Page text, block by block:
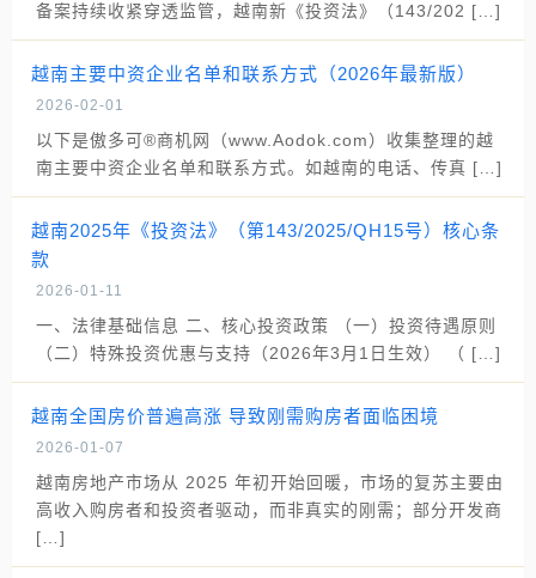
备案持续收紧穿透监管，越南新《投资法》（143/202 […]
越南主要中资企业名单和联系方式（2026年最新版）
2026-02-01
以下是傲多可®商机网（www.Aodok.com）收集整理的越
南主要中资企业名单和联系方式。如越南的电话、传真 […]
越南2025年《投资法》（第143/2025/QH15号）核心条
款
2026-01-11
一、法律基础信息 二、核心投资政策 （一）投资待遇原则
（二）特殊投资优惠与支持（2026年3月1日生效） （ […]
越南全国房价普遍高涨 导致刚需购房者面临困境
2026-01-07
越南房地产市场从 2025 年初开始回暖，市场的复苏主要由
高收入购房者和投资者驱动，而非真实的刚需；部分开发商
[…]